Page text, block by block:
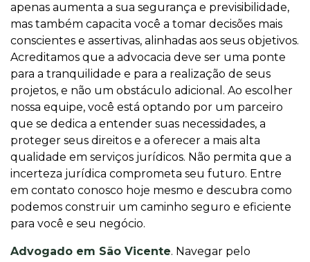
apenas aumenta a sua segurança e previsibilidade,
mas também capacita você a tomar decisões mais
conscientes e assertivas, alinhadas aos seus objetivos.
Acreditamos que a advocacia deve ser uma ponte
para a tranquilidade e para a realização de seus
projetos, e não um obstáculo adicional. Ao escolher
nossa equipe, você está optando por um parceiro
que se dedica a entender suas necessidades, a
proteger seus direitos e a oferecer a mais alta
qualidade em serviços jurídicos. Não permita que a
incerteza jurídica comprometa seu futuro. Entre
em contato conosco hoje mesmo e descubra como
podemos construir um caminho seguro e eficiente
para você e seu negócio.
Advogado em São Vicente. Navegar pelo